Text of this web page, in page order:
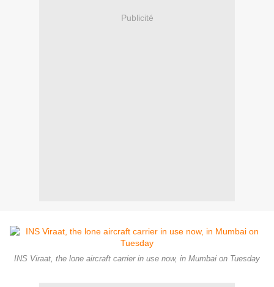
Publicité
INS Viraat, the lone aircraft carrier in use now, in Mumbai on Tuesday